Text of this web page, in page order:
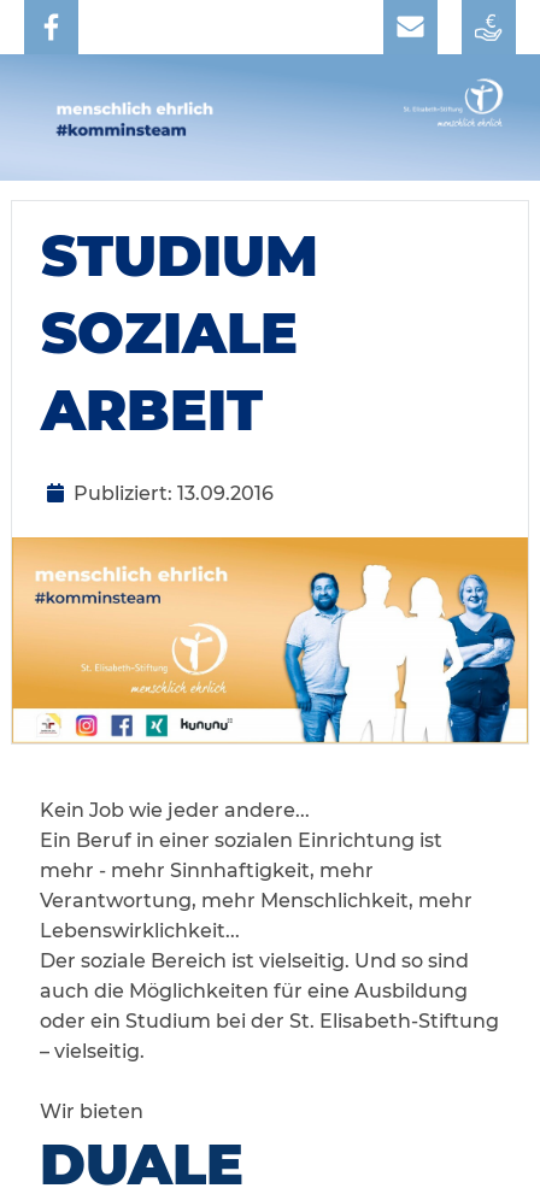
STUDIUM
SOZIALE
ARBEIT
Publiziert: 13.09.2016
Kein Job wie jeder andere...
Ein Beruf in einer sozialen Einrichtung ist
mehr - mehr Sinnhaftigkeit, mehr
Verantwortung, mehr Menschlichkeit, mehr
Lebenswirklichkeit...
Der soziale Bereich ist vielseitig. Und so sind
auch die Möglichkeiten für eine Ausbildung
oder ein Studium bei der St. Elisabeth-Stiftung
– vielseitig.
Wir bieten
DUALE